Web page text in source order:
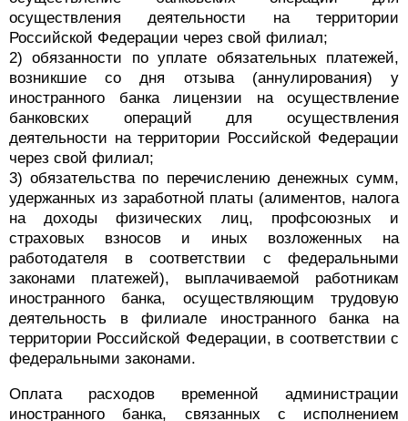
осуществления деятельности на территории
Российской Федерации через свой филиал;
2) обязанности по уплате обязательных платежей,
возникшие со дня отзыва (аннулирования) у
иностранного банка лицензии на осуществление
банковских операций для осуществления
деятельности на территории Российской Федерации
через свой филиал;
3) обязательства по перечислению денежных сумм,
удержанных из заработной платы (алиментов, налога
на доходы физических лиц, профсоюзных и
страховых взносов и иных возложенных на
работодателя в соответствии с федеральными
законами платежей), выплачиваемой работникам
иностранного банка, осуществляющим трудовую
деятельность в филиале иностранного банка на
территории Российской Федерации, в соответствии с
федеральными законами.
Оплата расходов временной администрации
иностранного банка, связанных с исполнением